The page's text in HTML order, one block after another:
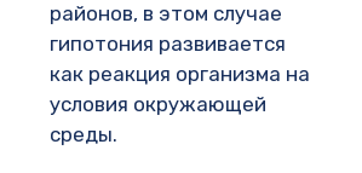
районов, в этом случае
гипотония развивается
как реакция организма на
условия окружающей
среды.